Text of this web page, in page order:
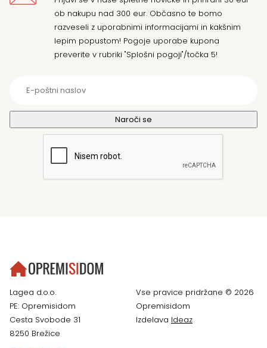
ob nakupu nad 300 eur. Občasno te bomo
razveseli z uporabnimi informacijami in kakšnim
lepim popustom! Pogoje uporabe kupona
preverite v rubriki "Splošni pogoji"/točka 5!
Lagea d.o.o.
PE: Opremisidom
Cesta Svobode 31
8250 Brežice
Vse pravice pridržane © 2026
Opremisidom
Izdelava Ideaz